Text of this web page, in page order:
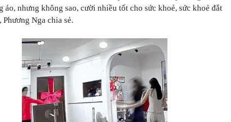
áo, nhưng không sao, cười nhiều tốt cho sức khoẻ, sức khoẻ đắt
Phương Nga chia sẻ.